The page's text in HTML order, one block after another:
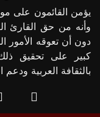
يؤمن القائمون على
وأنه من حق القارئ
دون أن تعوقه الأمور
كبير على تحقيق
بالثقافة العربية